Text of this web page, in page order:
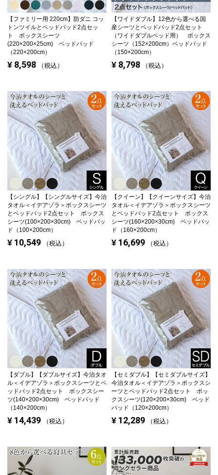
【ファミリー用 220cm】 防ダニ コッ
トンツイルとベッドパッド2点セッ
ト ボックスシーツ
(220×200×25cm) ベッドパッド
（220×200cm）
¥ 8,598 税込
【ワイドダブル】 12色から選べる国
産シーツとベッドパッド2点セット
（ワイドダブルベッド用） ボックス
シーツ（152×200cm）ベッドパッド
（150×200cm）
¥ 8,798 税込
【シングル】
【シングルサイズ】今治
タオル＜イデアゾラ＞ボックスシーツ
とベッドパッド2点セット ボックス
シーツ(100×200×30cm) ベッドパッ
ド（100×200cm）
¥ 10,549 税込
【クイーン】
【クイーンサイズ】今治
タオル＜イデアゾラ＞ボックスシーツ
とベッドパッド2点セット ボックス
シーツ(160×200×30cm) ベッドパッ
ド（160×200cm）
¥ 16,699 税込
【ダブル】
【ダブルサイズ】今治タオ
ル＜イデアゾラ＞ボックスシーツとベ
ッドパッド2点セット ボックスシー
ツ(140×200×30cm) ベッドパッド
（140×200cm）
¥ 14,439 税込
【セミダブル】
【セミダブルサイズ】
今治タオル＜イデアゾラ＞ボックスシ
ーツとベッドパッド2点セット ボッ
クスシーツ(120×200×30cm) ベッド
パッド（120×200cm）
¥ 12,289 税込